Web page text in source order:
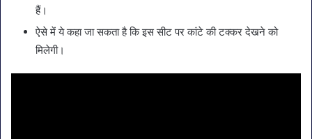
हैं।
ऐसे में ये कहा जा सकता है कि इस सीट पर कांटे की टक्कर देखने को
मिलेगी।